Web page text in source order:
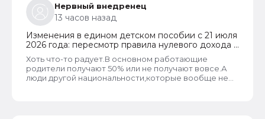
Нервный внедренец
13 часов назад
Изменения в едином детском пособии с 21 июля
2026 года: пересмотр правила нулевого дохода и
новый порядок оформления пособий по месту
пребывания
Хоть что-то радует.В основном работающие
родители получают 50% или не получают вовсе.А
люди другой национальности,которые вообще не